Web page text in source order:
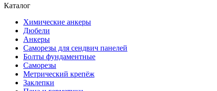
Каталог
Химические анкеры
Дюбели
Анкеры
Саморезы для сендвич панелей
Болты фундаментные
Саморезы
Метрический крепёж
Заклепки